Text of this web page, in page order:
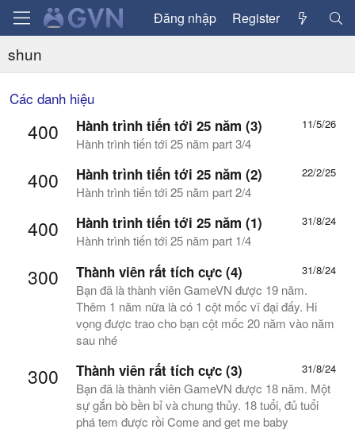
Đăng nhập Register
shun
Các danh hiệu
400 11/5/26
Hành trình tiến tới 25 năm (3)
Hành trình tiến tới 25 năm part 3/4
400 22/2/25
Hành trình tiến tới 25 năm (2)
Hành trình tiến tới 25 năm part 2/4
400 31/8/24
Hành trình tiến tới 25 năm (1)
Hành trình tiến tới 25 năm part 1/4
300 31/8/24
Thành viên rất tích cực (4)
Bạn đã là thành viên GameVN được 19 năm.
Thêm 1 năm nữa là có 1 cột mốc vĩ đại đấy. Hi
vọng được trao cho bạn cột mốc 20 năm vào năm
sau nhé
300 31/8/24
Thành viên rất tích cực (3)
Bạn đã là thành viên GameVN được 18 năm. Một
sự gắn bò bền bỉ và chung thủy. 18 tuổi, đủ tuổi
phá tem được rồi Come and get me baby